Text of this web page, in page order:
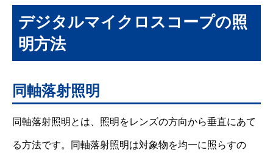
デジタルマイクロスコープの照
明方法
同軸落射照明
同軸落射照明とは、照明をレンズの方向から垂直にあて
る方法です。同軸落射照明は対象物を均一に照らすの